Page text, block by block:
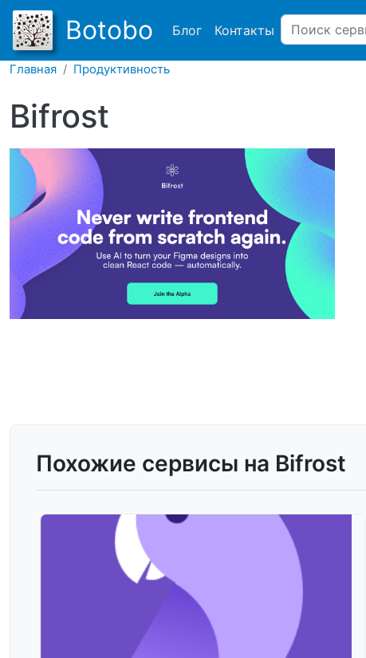
Botobo Main navigation
Блог Контакты
Главная Продуктивность
Bifrost
Похожие сервисы на Bifrost